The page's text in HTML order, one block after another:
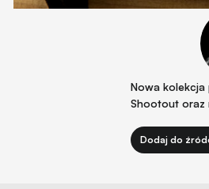
Nowa kolekcja
Shootout oraz
Dodaj do